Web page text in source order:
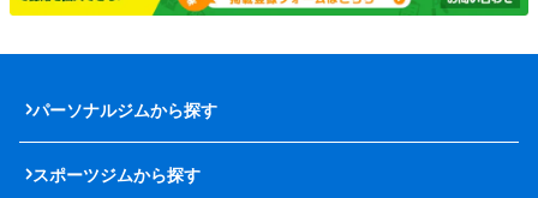
パーソナルジムから探す
スポーツジムから探す